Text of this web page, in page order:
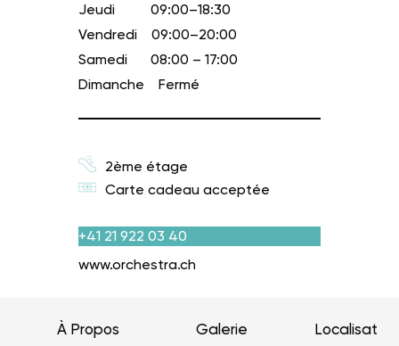
Jeudi
09:00–18:30
Vendredi
09:00–20:00
Samedi
08:00 – 17:00
Dimanche
Fermé
2ème étage
Carte cadeau acceptée
+41 21 922 03 40
www.orchestra.ch
À Propos Galerie Localisation